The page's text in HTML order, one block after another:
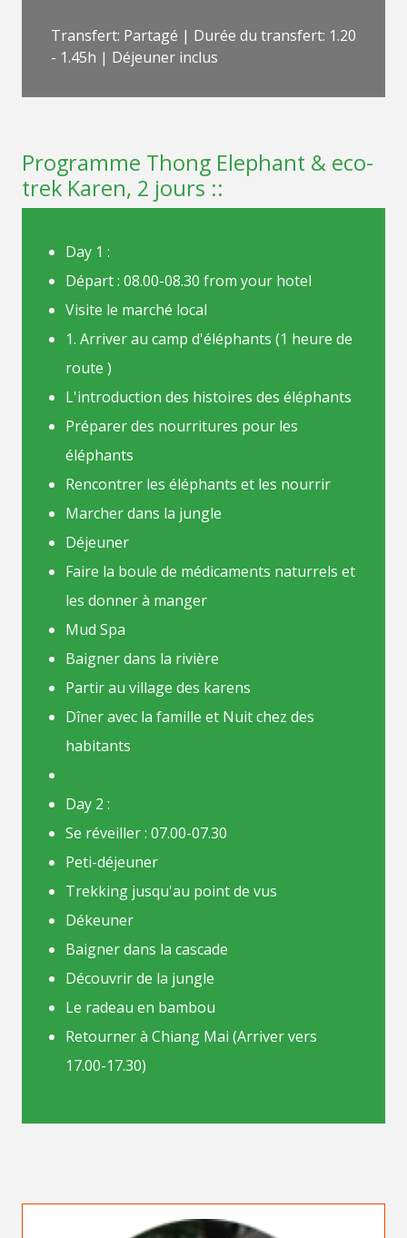
Transfert: Partagé | Durée du transfert: 1.20
- 1.45h | Déjeuner inclus
Programme Thong Elephant & eco-
trek Karen, 2 jours ::
Day 1 :
Départ : 08.00-08.30 from your hotel
Visite le marché local
1. Arriver au camp d'éléphants (1 heure de
route )
L'introduction des histoires des éléphants
Préparer des nourritures pour les
éléphants
Rencontrer les éléphants et les nourrir
Marcher dans la jungle
Déjeuner
Faire la boule de médicaments naturrels et
les donner à manger
Mud Spa
Baigner dans la rivière
Partir au village des karens
Dîner avec la famille et Nuit chez des
habitants
Day 2 :
Se réveiller : 07.00-07.30
Peti-déjeuner
Trekking jusqu'au point de vus
Dékeuner
Baigner dans la cascade
Découvrir de la jungle
Le radeau en bambou
Retourner à Chiang Mai (Arriver vers
17.00-17.30)